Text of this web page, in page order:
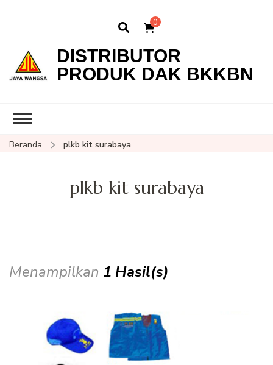
0
DISTRIBUTOR
PRODUK DAK BKKBN
Beranda plkb kit surabaya
plkb kit surabaya
Menampilkan 1 Hasil(s)